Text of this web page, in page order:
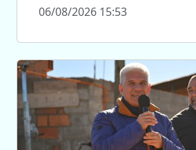
06/08/2026 15:53